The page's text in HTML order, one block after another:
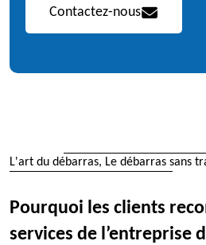
Contactez-nous
L'art du débarras, Le débarras sans
Pourquoi les clients
services de l’entreprise